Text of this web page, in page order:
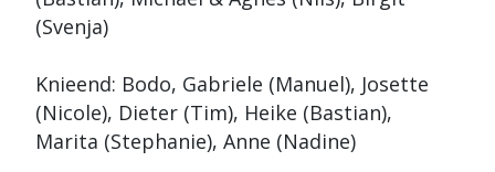
(Svenja)
Knieend: Bodo, Gabriele (Manuel), Josette
(Nicole), Dieter (Tim), Heike (Bastian),
Marita (Stephanie), Anne (Nadine)